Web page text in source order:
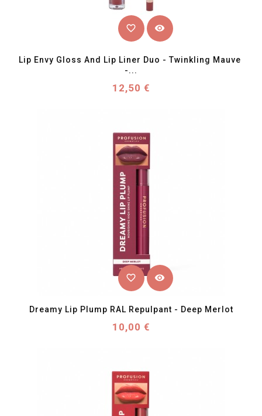
favorite_border visibility
Lip Envy Gloss And Lip Liner Duo - Twinkling Mauve
-...
Prix
12,50 €
favorite_border visibility
Dreamy Lip Plump RAL Repulpant - Deep Merlot
Prix
10,00 €